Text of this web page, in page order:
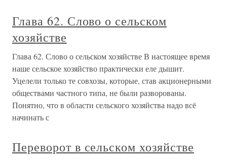
Глава 62. Слово о сельском
хозяйстве
Глава 62. Слово о сельском хозяйстве В настоящее время
наше сельское хозяйство практически еле дышит.
Уцелели только те совхозы, которые, став акционерными
обществами частного типа, не были разворованы.
Понятно, что в области сельского хозяйства надо всё
начинать с
Переворот в сельском хозяйстве